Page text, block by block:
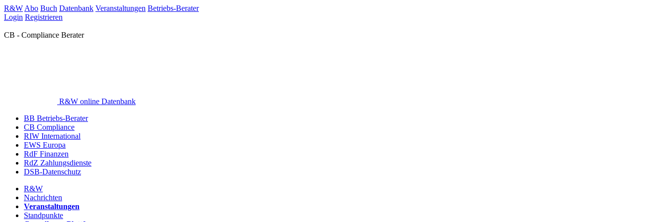
R&W Abo Buch Datenbank Veranstaltungen Betriebs-Berater
Login Registrieren
CB - Compliance Berater
R&W online Datenbank
BB Betriebs-Berater
CB Compliance
RIW International
EWS Europa
RdF Finanzen
RdZ Zahlungsdienste
DSB-Datenschutz
R&W
Nachrichten
Veranstaltungen
Standpunkte